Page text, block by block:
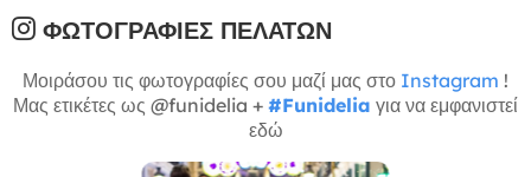
ΦΩΤΟΓΡΑΦΊΕΣ ΠΕΛΑΤΏΝ
Μοιράσου τις φωτογραφίες σου μαζί μας στο Instagram !
Μας ετικέτες ως @funidelia + #Funidelia για να εμφανιστεί
εδώ